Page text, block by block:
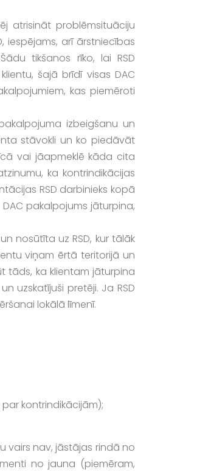
atrisināt problēmsituāciju
iespējams, arī ārstniecības
tikšanos rīko, lai RSD
šajā brīdī visas DAC
kas piemēroti
izbeigšanu un
stāvokli un ko piedāvāt
vai jāapmeklē kāda cita
ka kontrindikācijas
RSD darbinieks kopā
pakalpojums jāturpina,
nosūtīta uz RSD, kur tālāk
viņam ērtā teritorijā un
tāds, ka klientam jāturpina
uzskatījuši pretēji. Ja RSD
lokālā līmenī.
kontrindikācijām);
vairs nav, jāstājas rindā no
no jauna (piemēram,